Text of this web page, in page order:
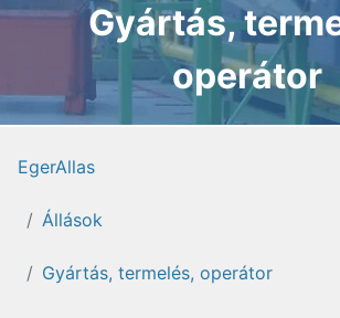
Gyártás,
operátor
EgerAllas
Állások
Gyártás, termelés, operátor